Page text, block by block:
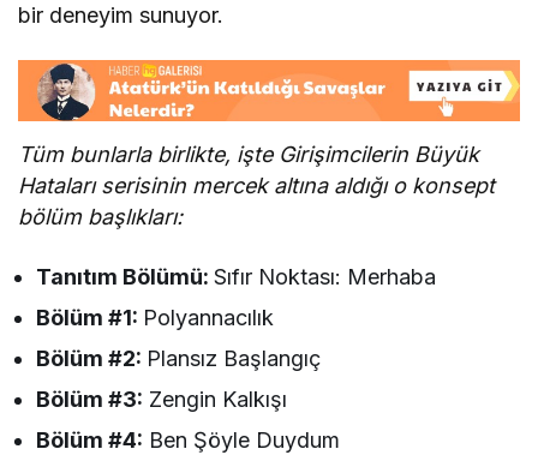
bir deneyim sunuyor.
Tüm bunlarla birlikte, işte Girişimcilerin Büyük
Hataları serisinin mercek altına aldığı o konsept
bölüm başlıkları:
Tanıtım Bölümü:Sıfır Noktası: Merhaba
Bölüm #1: Polyannacılık
Bölüm #2: Plansız Başlangıç
Bölüm #3: Zengin Kalkışı
Bölüm #4: Ben Şöyle Duydum